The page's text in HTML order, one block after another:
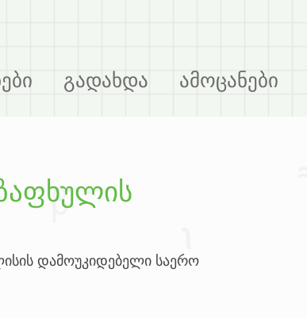
გადახდა ამოცანები
დამოუკიდებელი საერო